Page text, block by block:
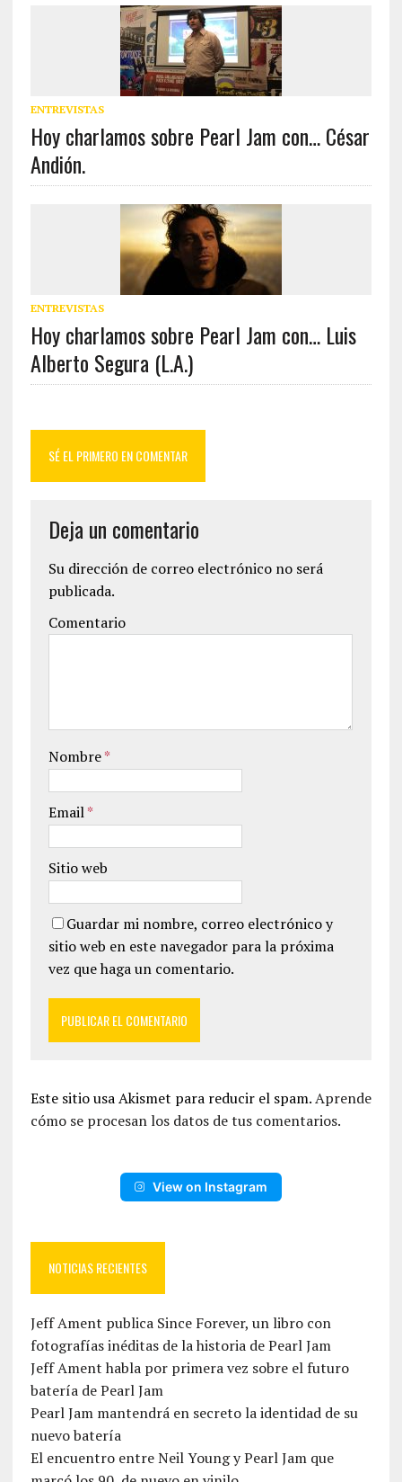
ENTREVISTAS
Hoy charlamos sobre Pearl Jam con… César
Andión.
ENTREVISTAS
Hoy charlamos sobre Pearl Jam con… Luis
Alberto Segura (L.A.)
SÉ EL PRIMERO EN COMENTAR
Deja un comentario
Su dirección de correo electrónico no será
publicada.
Comentario
Nombre*
Email*
Sitio web
Guardar mi nombre, correo electrónico y
sitio web en este navegador para la próxima
vez que haga un comentario.
Este sitio usa Akismet para reducir el spam.Aprende
cómo se procesan los datos de tus comentarios.
View on Instagram
NOTICIAS RECIENTES
Jeff Ament publica Since Forever, un libro con
fotografías inéditas de la historia de Pearl Jam
Jeff Ament habla por primera vez sobre el futuro
batería de Pearl Jam
Pearl Jam mantendrá en secreto la identidad de su
nuevo batería
El encuentro entre Neil Young y Pearl Jam que